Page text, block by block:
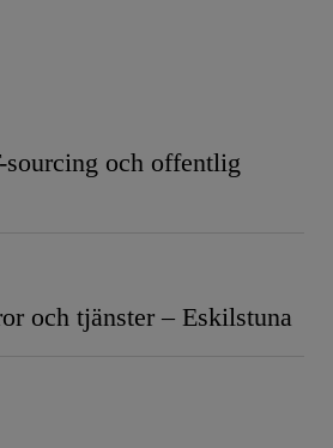
och offentlig
och tjänster – Eskilstuna